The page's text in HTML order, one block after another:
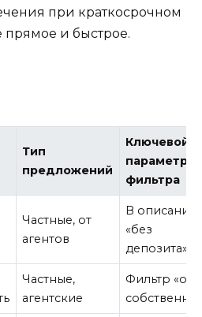
при краткосрочном
и быстрое.
Тип
предложений
Ключевой
параметр
фильтра
Частные, от
агентов
В описании:
«без
депозита»
Частные,
агентские
Фильтр «от